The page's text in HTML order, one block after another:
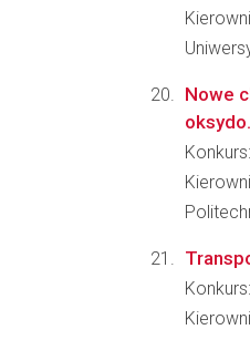
Nowe
Konkurs:
Konkurs: